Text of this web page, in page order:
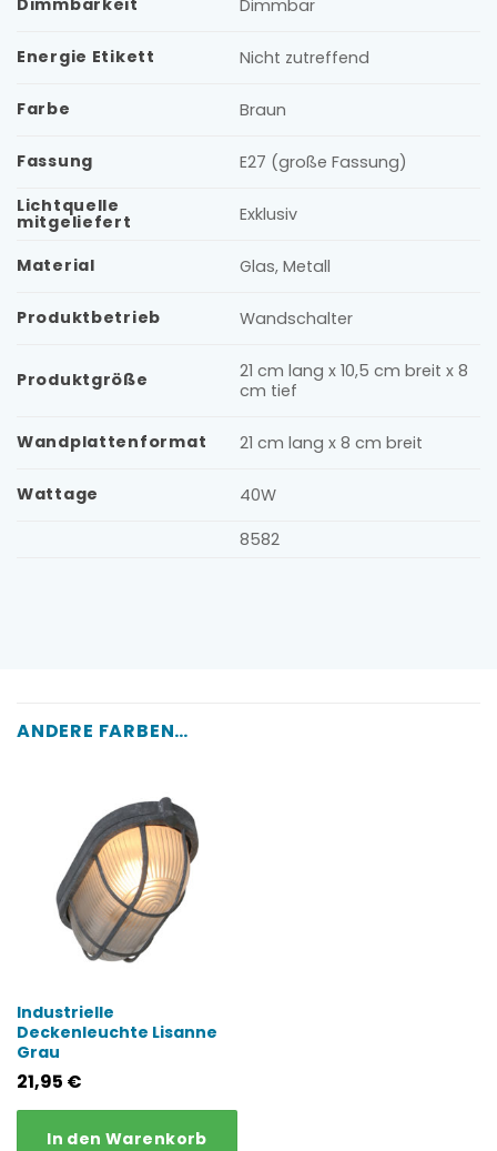
Dimmbar
Energie Etikett Nicht zutreffend
Farbe Braun
Fassung
E27 (große Fassung)
Lichtquelle
mitgeliefert Exklusiv
Material Glas, Metall
Produktbetrieb Wandschalter
Produktgröße
21 cm lang x 10,5 cm breit x 8
cm tief
Wandplattenformat 21 cm lang x 8 cm breit
Wattage
40W
8582
ANDERE FARBEN …
Industrielle
Deckenleuchte Lisanne
Grau
21,95 €
In den Warenkorb